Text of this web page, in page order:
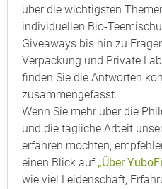
über die wichtigsten
individuellen Bio-
Giveaways bis hin zu
Verpackung und Private
finden Sie die Antworten
zusammengefasst.
Wenn Sie mehr über die
und die tägliche Arbeit
erfahren möchten,
einen Blick auf „Über
wie viel Leidenschaft,